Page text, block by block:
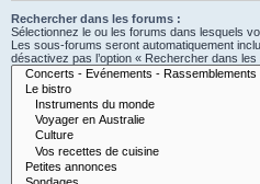
Rechercher dans les forums :
Sélectionnez le ou les forums dans lesquels
Les sous-forums seront automatiquement
désactivez pas l’option « Rechercher dans